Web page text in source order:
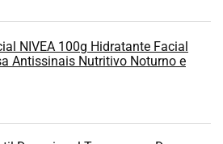
NIVEA 100g Hidratante Facial
Antissinais Nutritivo Noturno e